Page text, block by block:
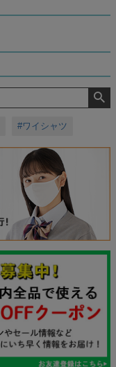
#ワイシャツ